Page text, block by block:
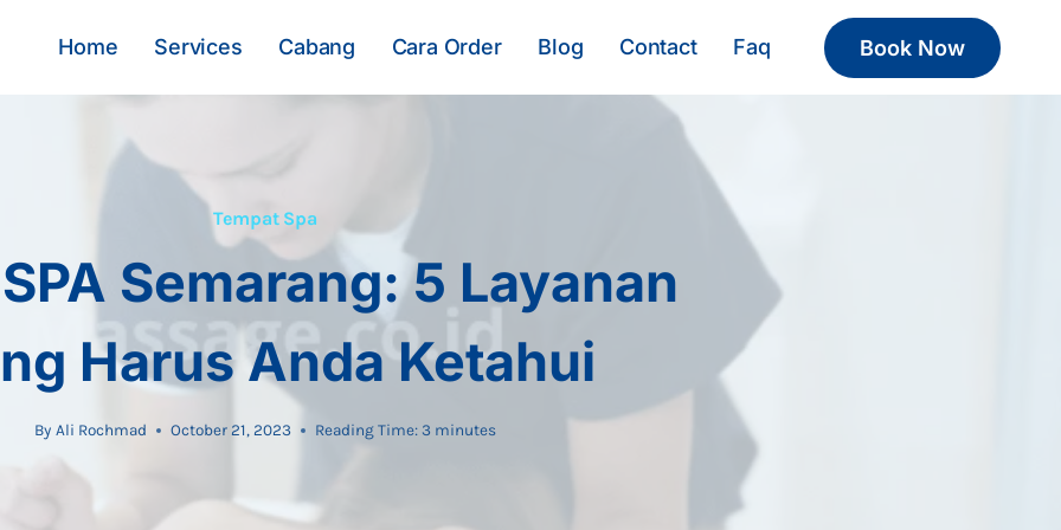
Home Services Cabang Cara Order Blog Contact Faq Book Now
Tempat Spa
Semarang: 5 Layanan
Harus Anda Ketahui
By Ali Rochmad October 21, 2023 Reading Time:3 minutes